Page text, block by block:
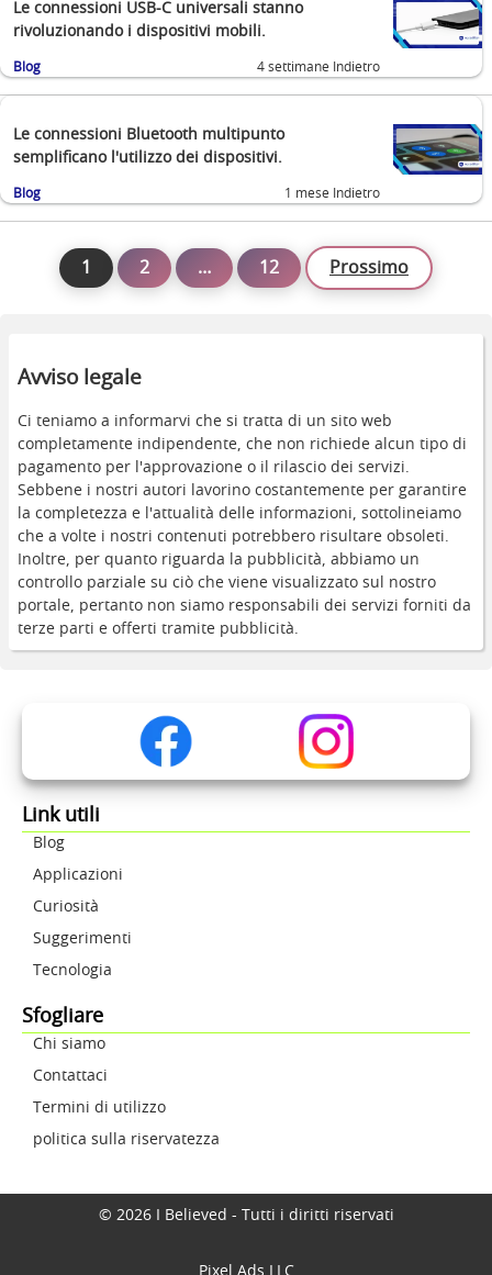
Le connessioni USB-C universali stanno
rivoluzionando i dispositivi mobili.
Blog 4 settimane Indietro
Le connessioni Bluetooth multipunto
semplificano l'utilizzo dei dispositivi.
Blog 1 mese Indietro
1 2 … 12 Prossimo
Avviso legale
Ci teniamo a informarvi che si tratta di un sito web
completamente indipendente, che non richiede alcun tipo di
pagamento per l'approvazione o il rilascio dei servizi.
Sebbene i nostri autori lavorino costantemente per garantire
la completezza e l'attualità delle informazioni, sottolineiamo
che a volte i nostri contenuti potrebbero risultare obsoleti.
Inoltre, per quanto riguarda la pubblicità, abbiamo un
controllo parziale su ciò che viene visualizzato sul nostro
portale, pertanto non siamo responsabili dei servizi forniti da
terze parti e offerti tramite pubblicità.
Link utili
Blog
Applicazioni
Curiosità
Suggerimenti
Tecnologia
Sfogliare
Chi siamo
Contattaci
Termini di utilizzo
politica sulla riservatezza
© 2026 I Believed - Tutti i diritti riservati
Pixel Ads LLC